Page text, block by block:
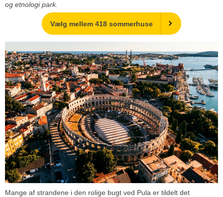
og etnologi park.
Vælg mellem 418 sommerhuse
Mange af strandene i den rolige bugt ved Pula er tildelt det